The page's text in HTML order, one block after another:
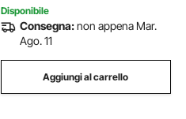
Disponibile
Consegna:non appena Mar.
Ago. 11
Aggiungi al carrello